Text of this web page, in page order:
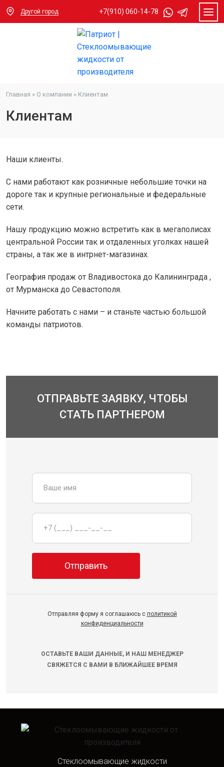
Другой город +7(910) 060-14-78
Главная » О компании » Клиентам
Клиентам
Наши клиенты.
С нами работают как розничные небольшие точки на
дороге так и крупные региональные и федеральные
сети.
Нашу продукцию можно встретить как в мегаполисах
центральной России так и отдаленных уголках нашей
страны, а так же в интрнет-магазинах.
География продаж от Владивостока до Калининграда ,
от Мурманска до Севастополя.
Начните работать с нами – и станьте частью большой
команды патриотов.
ОТПРАВЬТЕ ЗАЯВКУ, ЧТОБЫ
СТАТЬ ПАРТНЕРОМ
ОСТАВЬТЕ ВАШИ ДАННЫЕ, И НАШ МЕНЕДЖЕР
СВЯЖЕТСЯ С ВАМИ В БЛИЖАЙШЕЕ ВРЕМЯ
Отправляя форму я соглашаюсь с политикой
конфиденциальности
Стеклоомывающие жидкости